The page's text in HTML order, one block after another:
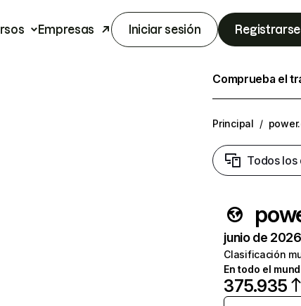
Empresas Iniciar sesión Registrarse
Comprueba el
Principal /
Todos los
junio de
Clasificación
En todo el
375.935